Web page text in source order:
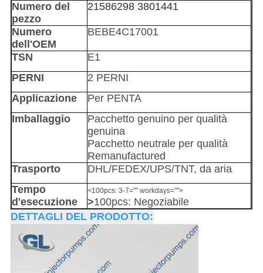
Numero del
pezzo
21586298 3801441
Numero
dell'OEM
BEBE4C17001
TSN
E1
PERNI
2 PERNI
Applicazione
Per PENTA
Imballaggio
Pacchetto genuino per qualità
genuina
Pacchetto neutrale per qualità
Remanufactured
Trasporto
DHL/FEDEX/UPS/TNT, da aria
Tempo
d'esecuzione
<100pcs: 3-7="" workdays="">
>100pcs: Negoziabile
DETTAGLI DEL PRODOTTO: